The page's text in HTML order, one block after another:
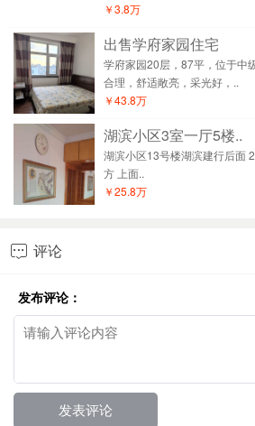
￥3.8万
出售学府家园住宅
学府家园20层，87平，位于中
合理，舒适敞亮，采光好，..
￥43.8万
湖滨小区3室一厅5楼..
湖滨小区13号楼湖滨建行后面
方 上面..
￥25.8万
 评论
发布评论：